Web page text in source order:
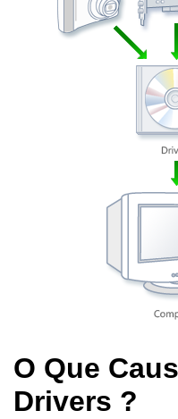
O Que
Drivers ?